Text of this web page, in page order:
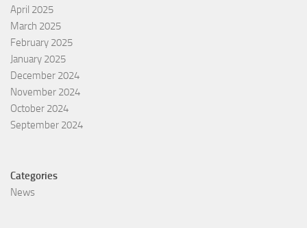
April 2025
March 2025
February 2025
January 2025
December 2024
November 2024
October 2024
September 2024
Categories
News